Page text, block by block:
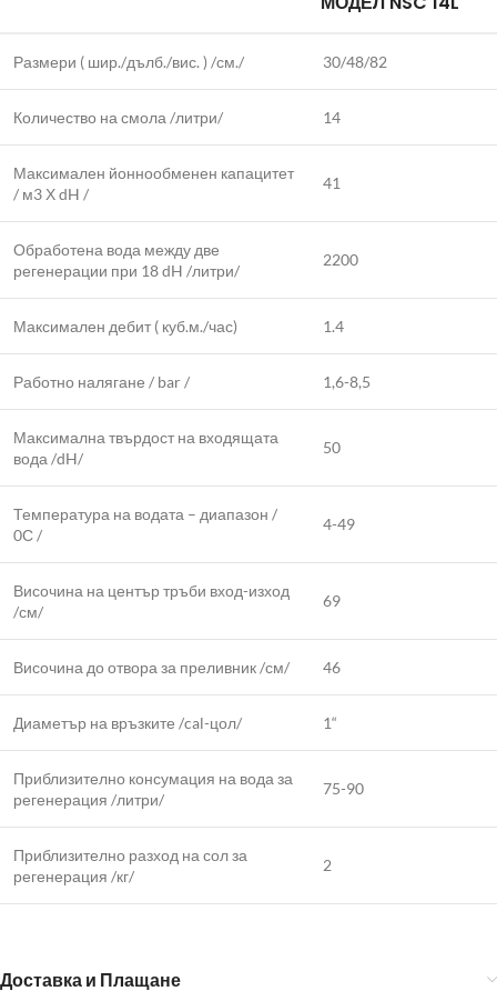
Размери ( шир./дълб./вис. ) /см./ 30/48/82
Количество на смола /литри/ 14
Максимален йоннообменен капацитет
/ м3 Х dH /
41
Обработена вода между две
регенерации при 18 dH /литри/
2200
Максимален дебит ( куб.м./час) 1.4
Работно налягане / bar / 1,6-8,5
Максимална твърдост на входящата
вода /dH/
50
Температура на водата – диапазон /
0С /
4-49
Височина на център тръби вход-изход
/см/
69
Височина до отвора за преливник /см/ 46
Диаметър на връзките /cal-цол/ 1“
Приблизително консумация на вода за
регенерация /литри/
75-90
Приблизително разход на сол за
регенерация /кг/
2
Доставка и Плащане